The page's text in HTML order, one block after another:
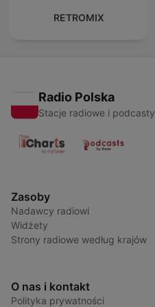
RETROMIX
Radio Polska
Stacje radiowe i podcasty
Zasoby
Nadawcy radiowi
Widżety
Strony radiowe według krajów
O nas i kontakt
Polityka prywatności